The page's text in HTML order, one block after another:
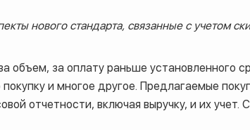
нового стандарта, связанные с учетом
объем, за оплату раньше установленного
и многое другое. Предлагаемые
отчетности, включая выручку, и их учет.